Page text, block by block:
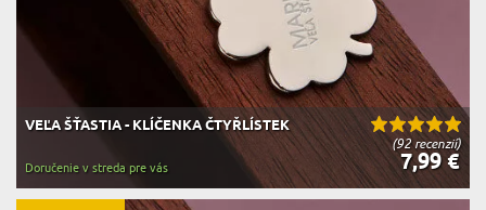
(92 recenzií)
VEĽA ŠŤASTIA - KLÍČENKA ČTYŘLÍSTEK
7,99 €
Doručenie v streda pre vás